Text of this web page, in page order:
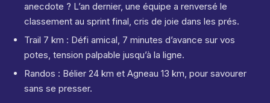
anecdote ? L’an dernier, une équipe a renversé le
classement au sprint final, cris de joie dans les prés.
Trail 7 km : Défi amical, 7 minutes d’avance sur vos
potes, tension palpable jusqu’à la ligne.
Randos : Bélier 24 km et Agneau 13 km, pour savourer
sans se presser.